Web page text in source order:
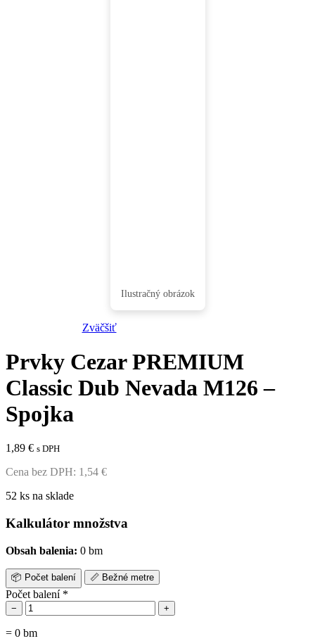
Zväčšiť
Prvky Cezar PREMIUM
Classic Dub Nevada M126 –
Spojka
1,89 € s DPH
Cena bez DPH: 1,54 €
52 ks na sklade
Kalkulátor množstva
Obsah balenia: 0 bm
📦 Počet balení 📏 Bežné metre
Počet balení *
− +
= 0 bm